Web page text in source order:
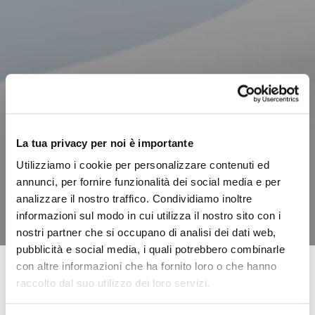
La tua privacy per noi è importante
Utilizziamo i cookie per personalizzare contenuti ed
annunci, per fornire funzionalità dei social media e per
analizzare il nostro traffico. Condividiamo inoltre
informazioni sul modo in cui utilizza il nostro sito con i
nostri partner che si occupano di analisi dei dati web,
pubblicità e social media, i quali potrebbero combinarle
con altre informazioni che ha fornito loro o che hanno
raccolto dal suo utilizzo dei loro servizi.